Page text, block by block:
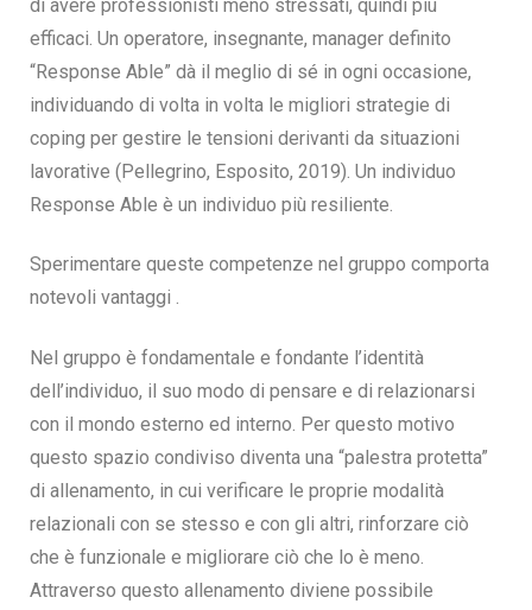
di avere professionisti meno stressati, quindi più
efficaci. Un operatore, insegnante, manager definito
“Response Able” dà il meglio di sé in ogni occasione,
individuando di volta in volta le migliori strategie di
coping per gestire le tensioni derivanti da situazioni
lavorative (Pellegrino, Esposito, 2019). Un individuo
Response Able è un individuo più resiliente.
Sperimentare queste competenze nel gruppo comporta
notevoli vantaggi .
Nel gruppo è fondamentale e fondante l’identità
dell’individuo, il suo modo di pensare e di relazionarsi
con il mondo esterno ed interno. Per questo motivo
questo spazio condiviso diventa una “palestra protetta”
di allenamento, in cui verificare le proprie modalità
relazionali con se stesso e con gli altri, rinforzare ciò
che è funzionale e migliorare ciò che lo è meno.
Attraverso questo allenamento diviene possibile